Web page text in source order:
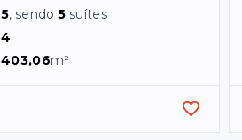
5, sendo5 suítes
4
403,06m²